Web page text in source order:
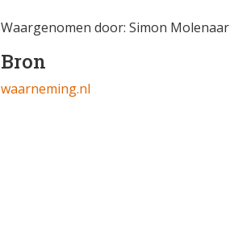
Waargenomen door: Simon Molenaar
Bron
waarneming.nl